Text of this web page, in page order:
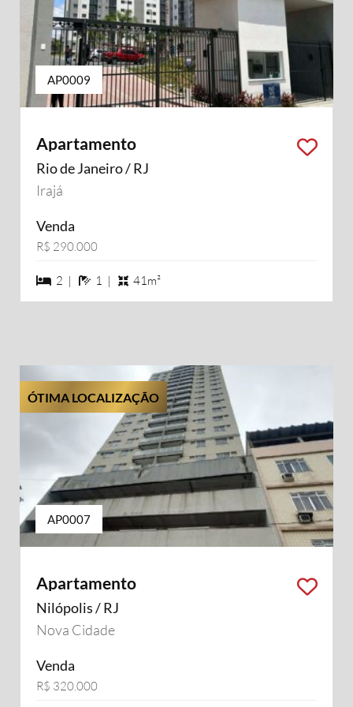
AP0009
Apartamento
Rio de Janeiro / RJ
Irajá
Venda
R$ 290.000
2 dormiórios
2 | 1 banheiros
1 | 41m²
ÓTIMA LOCALIZAÇÃO
AP0007
Apartamento
Nilópolis / RJ
Nova Cidade
Venda
R$ 320.000